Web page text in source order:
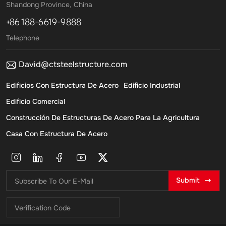
afectado por fuerzas externas,
prevenir fracturas y mejorar el
Shandong Province, China
+86 188-6619-9888
Telephone
David@ctsteelstructure.com
Edificios Con Estructura De Acero
Edificio Industrial
Edificio Comercial
Construcción De Estructuras De Acero Para La Agricultura
Casa Con Estructura De Acero
Submit